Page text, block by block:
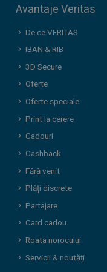
Avantaje Veritas
De ce VERITAS
IBAN & RIB
3D Secure
Oferte
Oferte speciale
Print la cerere
Cadouri
Cashback
Fără venit
Plăți discrete
Partajare
Card cadou
Roata norocului
Servicii & noutăți